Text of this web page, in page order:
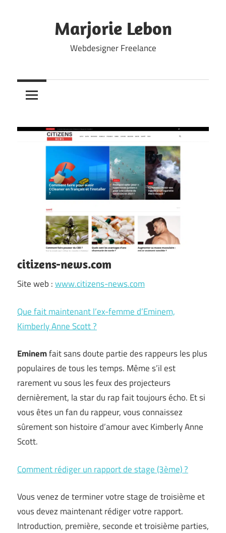
Marjorie Lebon
Webdesigner Freelance
citizens-news.com
Site web :www.citizens-news.com
Que fait maintenant l’ex-femme d’Eminem,
Kimberly Anne Scott ?
Eminemfait sans doute partie des rappeurs les plus
populaires de tous les temps. Même s’il est
rarement vu sous les feux des projecteurs
dernièrement, la star du rap fait toujours écho. Et si
vous êtes un fan du rappeur, vous connaissez
sûrement son histoire d’amour avec Kimberly Anne
Scott.
Comment rédiger un rapport de stage (3ème) ?
Vous venez de terminer votre stage de troisième et
vous devez maintenant rédiger votre rapport.
Introduction, première, seconde et troisième parties,